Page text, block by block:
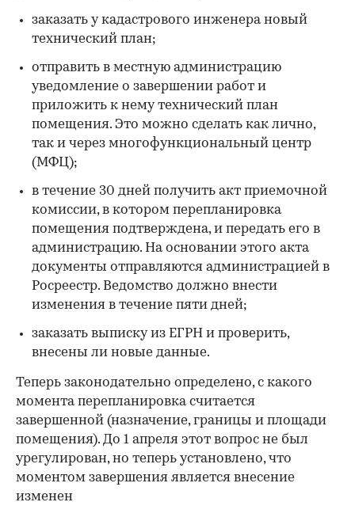
заказать у кадастрового инженера новый
технический план;
отправить в местную администрацию
уведомление о завершении работ и
приложить к нему технический план
помещения. Это можно сделать как лично,
так и через многофункциональный центр
(МФЦ);
в течение 30 дней получить акт приемочной
комиссии, в котором перепланировка
помещения подтверждена, и передать его в
администрацию. На основании этого акта
документы отправляются администрацией в
Росреестр. Ведомство должно внести
изменения в течение пяти дней;
заказать выписку из ЕГРН и проверить,
внесены ли новые данные.
Теперь законодательно определено, с какого
момента перепланировка считается
завершенной (назначение, границы и площади
помещения). До 1 апреля этот вопрос не был
урегулирован, но теперь установлено, что
моментом завершения является внесение
изменен